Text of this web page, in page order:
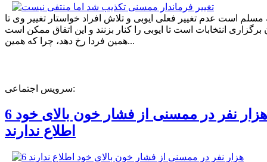
مسلم است عدم تغییر فعلی ایوبی و تلاش افراد خواستار تغییر وی تا
برگزاری انتخابات است تا ایوبی را کنار بزنند و این اتفاق ممکن است
همین فردا رخ دهد، چرا که همین...
سرویس اجتماعی:
6 هزار نفر در ممسنی از فشار خون بالای خود
اطلاع ندارند